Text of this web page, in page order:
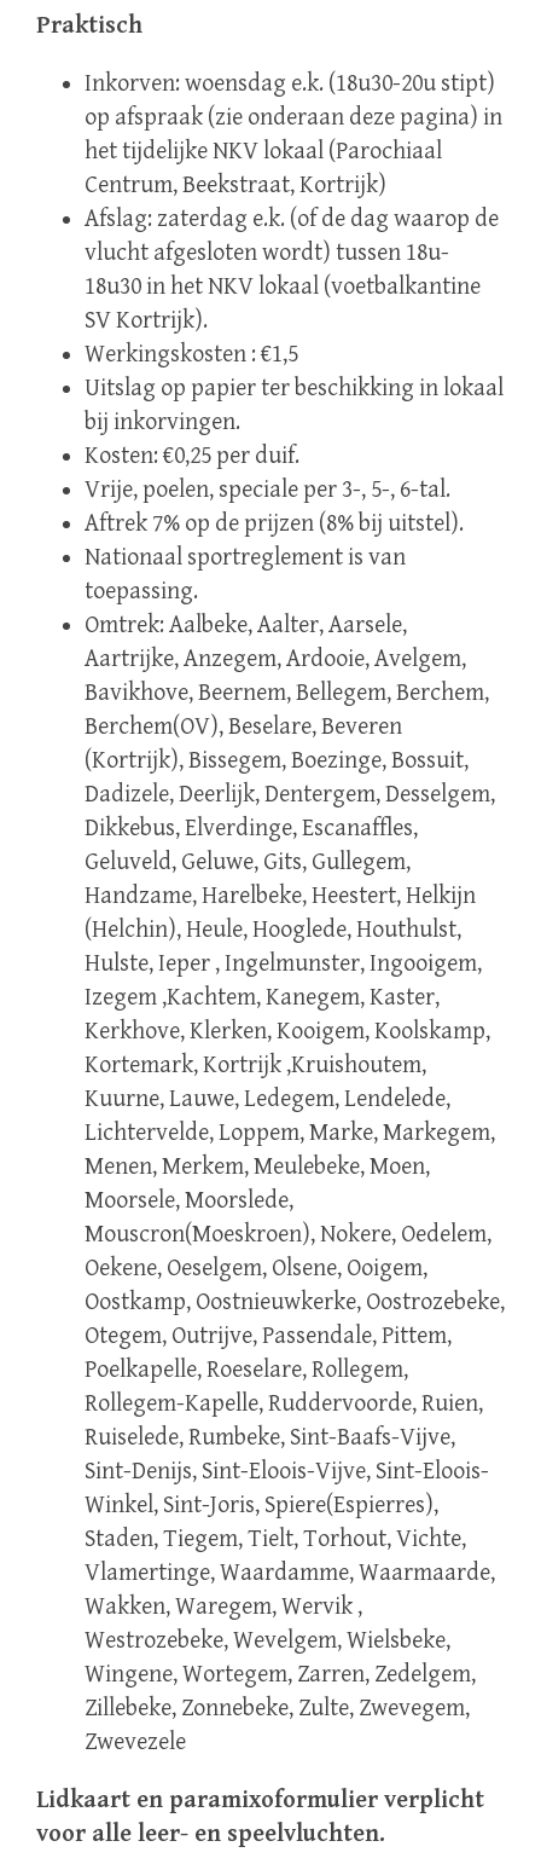
Praktisch
Inkorven: woensdag e.k. (18u30-20u stipt)
op afspraak (zie onderaan deze pagina) in
het tijdelijke NKV lokaal (Parochiaal
Centrum, Beekstraat, Kortrijk)
Afslag: zaterdag e.k. (of de dag waarop de
vlucht afgesloten wordt) tussen 18u-
18u30 in het NKV lokaal (voetbalkantine
SV Kortrijk).
Werkingskosten : €1,5
Uitslag op papier ter beschikking in lokaal
bij inkorvingen.
Kosten: €0,25 per duif.
Vrije, poelen, speciale per 3-, 5-, 6-tal.
Aftrek 7% op de prijzen (8% bij uitstel).
Nationaal sportreglement is van
toepassing.
Omtrek: Aalbeke, Aalter, Aarsele,
Aartrijke, Anzegem, Ardooie, Avelgem,
Bavikhove, Beernem, Bellegem, Berchem,
Berchem(OV), Beselare, Beveren
(Kortrijk), Bissegem, Boezinge, Bossuit,
Dadizele, Deerlijk, Dentergem, Desselgem,
Dikkebus, Elverdinge, Escanaffles,
Geluveld, Geluwe, Gits, Gullegem,
Handzame, Harelbeke, Heestert, Helkijn
(Helchin), Heule, Hooglede, Houthulst,
Hulste, Ieper , Ingelmunster, Ingooigem,
Izegem ,Kachtem, Kanegem, Kaster,
Kerkhove, Klerken, Kooigem, Koolskamp,
Kortemark, Kortrijk ,Kruishoutem,
Kuurne, Lauwe, Ledegem, Lendelede,
Lichtervelde, Loppem, Marke, Markegem,
Menen, Merkem, Meulebeke, Moen,
Moorsele, Moorslede,
Mouscron(Moeskroen), Nokere, Oedelem,
Oekene, Oeselgem, Olsene, Ooigem,
Oostkamp, Oostnieuwkerke, Oostrozebeke,
Otegem, Outrijve, Passendale, Pittem,
Poelkapelle, Roeselare, Rollegem,
Rollegem-Kapelle, Ruddervoorde, Ruien,
Ruiselede, Rumbeke, Sint-Baafs-Vijve,
Sint-Denijs, Sint-Eloois-Vijve, Sint-Eloois-
Winkel, Sint-Joris, Spiere(Espierres),
Staden, Tiegem, Tielt, Torhout, Vichte,
Vlamertinge, Waardamme, Waarmaarde,
Wakken, Waregem, Wervik ,
Westrozebeke, Wevelgem, Wielsbeke,
Wingene, Wortegem, Zarren, Zedelgem,
Zillebeke, Zonnebeke, Zulte, Zwevegem,
Zwevezele
Lidkaart en paramixoformulier verplicht
voor alle leer- en speelvluchten.